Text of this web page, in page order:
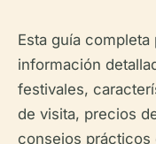
Esta guía
información
festivales,
de visita, precios
consejos prácticos